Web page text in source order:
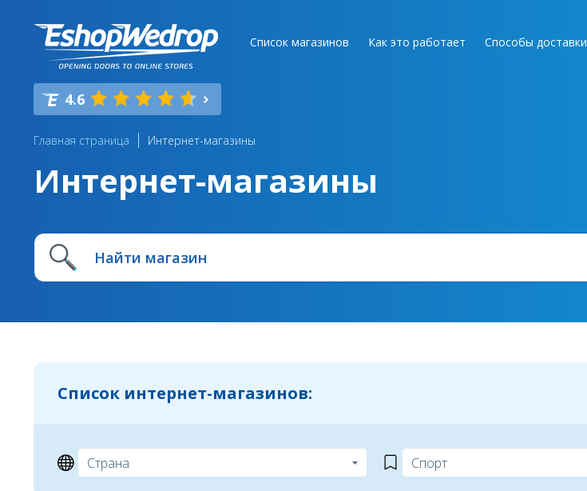
Список магазинов Как это работает Способы доставки
4.6
Главная страница Интернет-магазины
Интернет-магазины
Список интернет-магазинов: